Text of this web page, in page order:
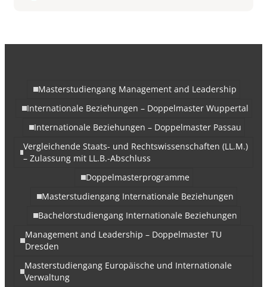
Masterstudiengang Management and Leadership
Internationale Beziehungen – Doppelmaster Wuppertal
Internationale Beziehungen – Doppelmaster Passau
Vergleichende Staats- und Rechtswissenschaften (LL.M.)
– Zulassung mit LL.B.-Abschluss
Doppelmasterprogramme
Masterstudiengang Internationale Beziehungen
Bachelorstudiengang Internationale Beziehungen
Management and Leadership – Doppelmaster TU
Dresden
Masterstudiengang Europäische und Internationale
Verwaltung